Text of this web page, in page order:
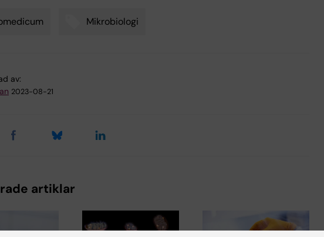
Mikrobiologi
av:
2023-08-21
artiklar